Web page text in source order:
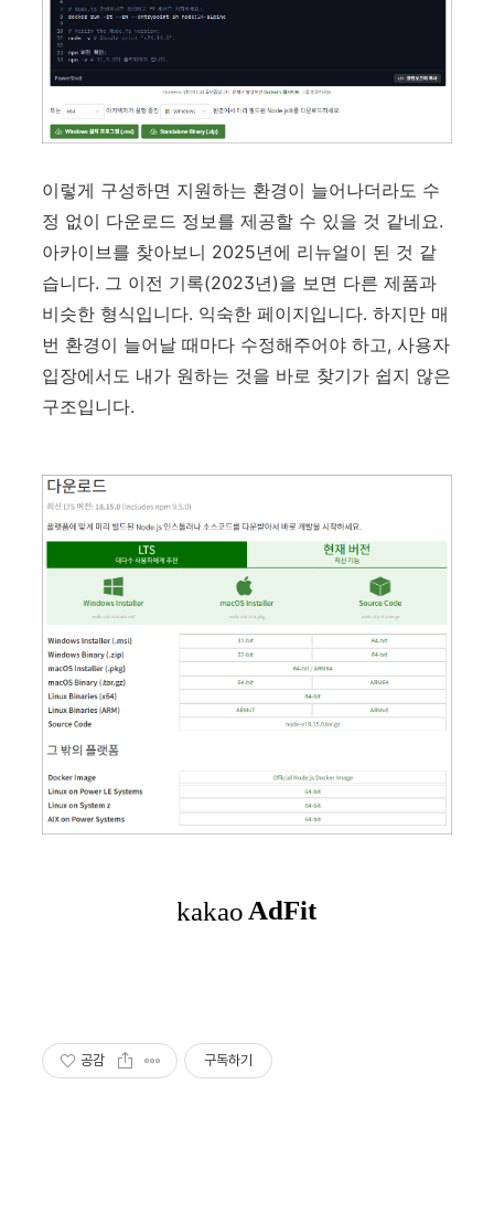
이렇게 구성하면 지원하는 환경이 늘어나더라도 수
정 없이 다운로드 정보를 제공할 수 있을 것 같네요.
아카이브를 찾아보니 2025년에 리뉴얼이 된 것 같
습니다. 그 이전 기록(2023년)을 보면 다른 제품과
비슷한 형식입니다. 익숙한 페이지입니다. 하지만 매
번 환경이 늘어날 때마다 수정해주어야 하고, 사용자
입장에서도 내가 원하는 것을 바로 찾기가 쉽지 않은
구조입니다.
공감 구독하기